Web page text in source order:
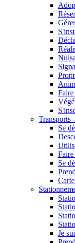
Faire
Transports
Se
Se
Je